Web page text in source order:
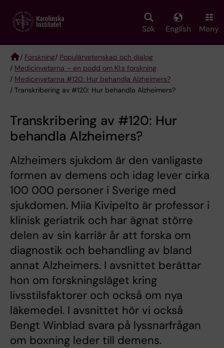
main
Sök English Meny
Breadcrumb
/ Forskning/ Populärvetenskap och dialog
/ Medicinvetarna – en podd om KI:s forskning
/ Medicinvetarna #120: Hur behandla Alzheimers?
/ Transkribering av #120: Hur behandla Alzheimers?
Transkribering av #120: Hur
behandla Alzheimers?
Alzheimers sjukdom är den vanligaste
formen av demens och idag lever cirka
100 000 personer i Sverige med
sjukdomen. Miia Kivipelto är professor i
klinisk geriatrik och har ägnat större
delen av sin karriär år att forska om
diagnostik och behandling av bland
annat Alzheimers. I avsnittet berättar
hon om forskningsläget kring
livsstilsfaktorer och också om nya
läkemedel. I avsnittet hör vi också
Bengt Winblad svara på lyssnarfrågan
om boxning leder till demens.